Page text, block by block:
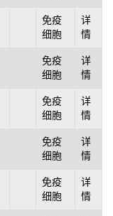
免疫
细胞
详
情
免疫
细胞
详
情
免疫
细胞
详
情
免疫
细胞
详
情
免疫
细胞
详
情